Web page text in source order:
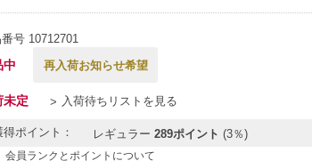
号 10712701
中 再入荷お知らせ希望
未定 入荷待ちリストを見る
得ポイント： レギュラー 289ポイント (3％)
会員ランクとポイントについて